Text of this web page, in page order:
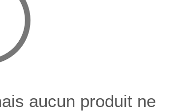
aucun produit ne